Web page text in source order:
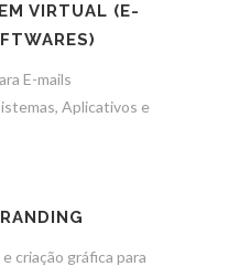
VIRTUAL (E-
E-mails
Aplicativos e
criação gráfica para